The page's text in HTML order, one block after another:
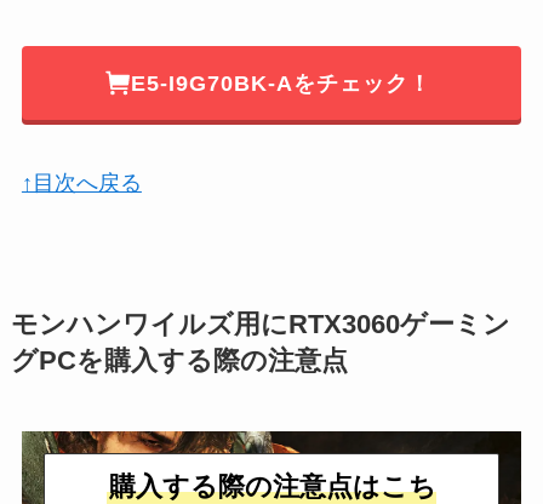
E5-I9G70BK-Aをチェック！
↑目次へ戻る
モンハンワイルズ用にRTX3060ゲーミン
グPCを購入する際の注意点
購入する際の注意点はこち